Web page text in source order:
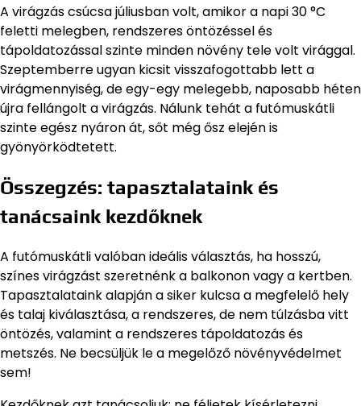
A virágzás csúcsa júliusban volt, amikor a napi 30 °C
feletti melegben, rendszeres öntözéssel és
tápoldatozással szinte minden növény tele volt virággal.
Szeptemberre ugyan kicsit visszafogottabb lett a
virágmennyiség, de egy-egy melegebb, naposabb héten
újra fellángolt a virágzás. Nálunk tehát a futómuskátli
szinte egész nyáron át, sőt még ősz elején is
gyönyörködtetett.
Összegzés: tapasztalataink és
tanácsaink kezdőknek
A futómuskátli valóban ideális választás, ha hosszú,
színes virágzást szeretnénk a balkonon vagy a kertben.
Tapasztalataink alapján a siker kulcsa a megfelelő hely
és talaj kiválasztása, a rendszeres, de nem túlzásba vitt
öntözés, valamint a rendszeres tápoldatozás és
metszés. Ne becsüljük le a megelőző növényvédelmet
sem!